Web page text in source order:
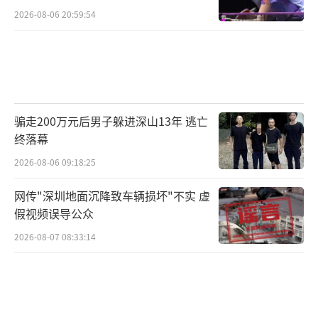
2026-08-06 20:59:54
骗走200万元后男子躲进深山13年 逃亡
终落幕
2026-08-06 09:18:25
网传"深圳地面沉降致车辆损坏"不实 虚
假视频误导公众
2026-08-07 08:33:14